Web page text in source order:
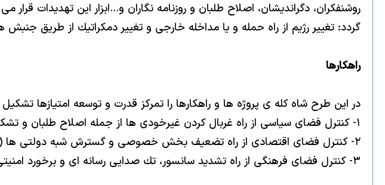
روشنفكران، دگرانديشان، اصلاح طلبان و روزنامه نگاران و...ابزار اين تهديدات
گردد: تغيير رژيم از راه حمله و يا مداخله خارجى و تغيير دمكراتيك از طريق
راهكارها
در اين طرح شاه كله ى پروژه ها و راهكارها را تمركز قدرت و توسعه امتيازها
١- كنترل فضاى سياسى از راه غربال كردن غيرخودى ها از جمله اصلاح طلبان و تشكيل و يا تحميل احزاب فرمايشى چپ و راست اصولگرا.
٢- كنترل فضاى اقتصادى از راه تضعيف بخش خصوصى و گسترش شبه دولتى ها ( بخوان بيشتر شركت هاى وابسته به سپاه و بسيج).
٣- كنترل فضاى فرهنگى از راه تشديد سانسور، تك صدايى رسانه اى و برخورد امنيتى با اهالى فرهنگ.